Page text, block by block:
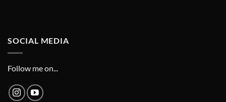
SOCIAL MEDIA
Follow me on...